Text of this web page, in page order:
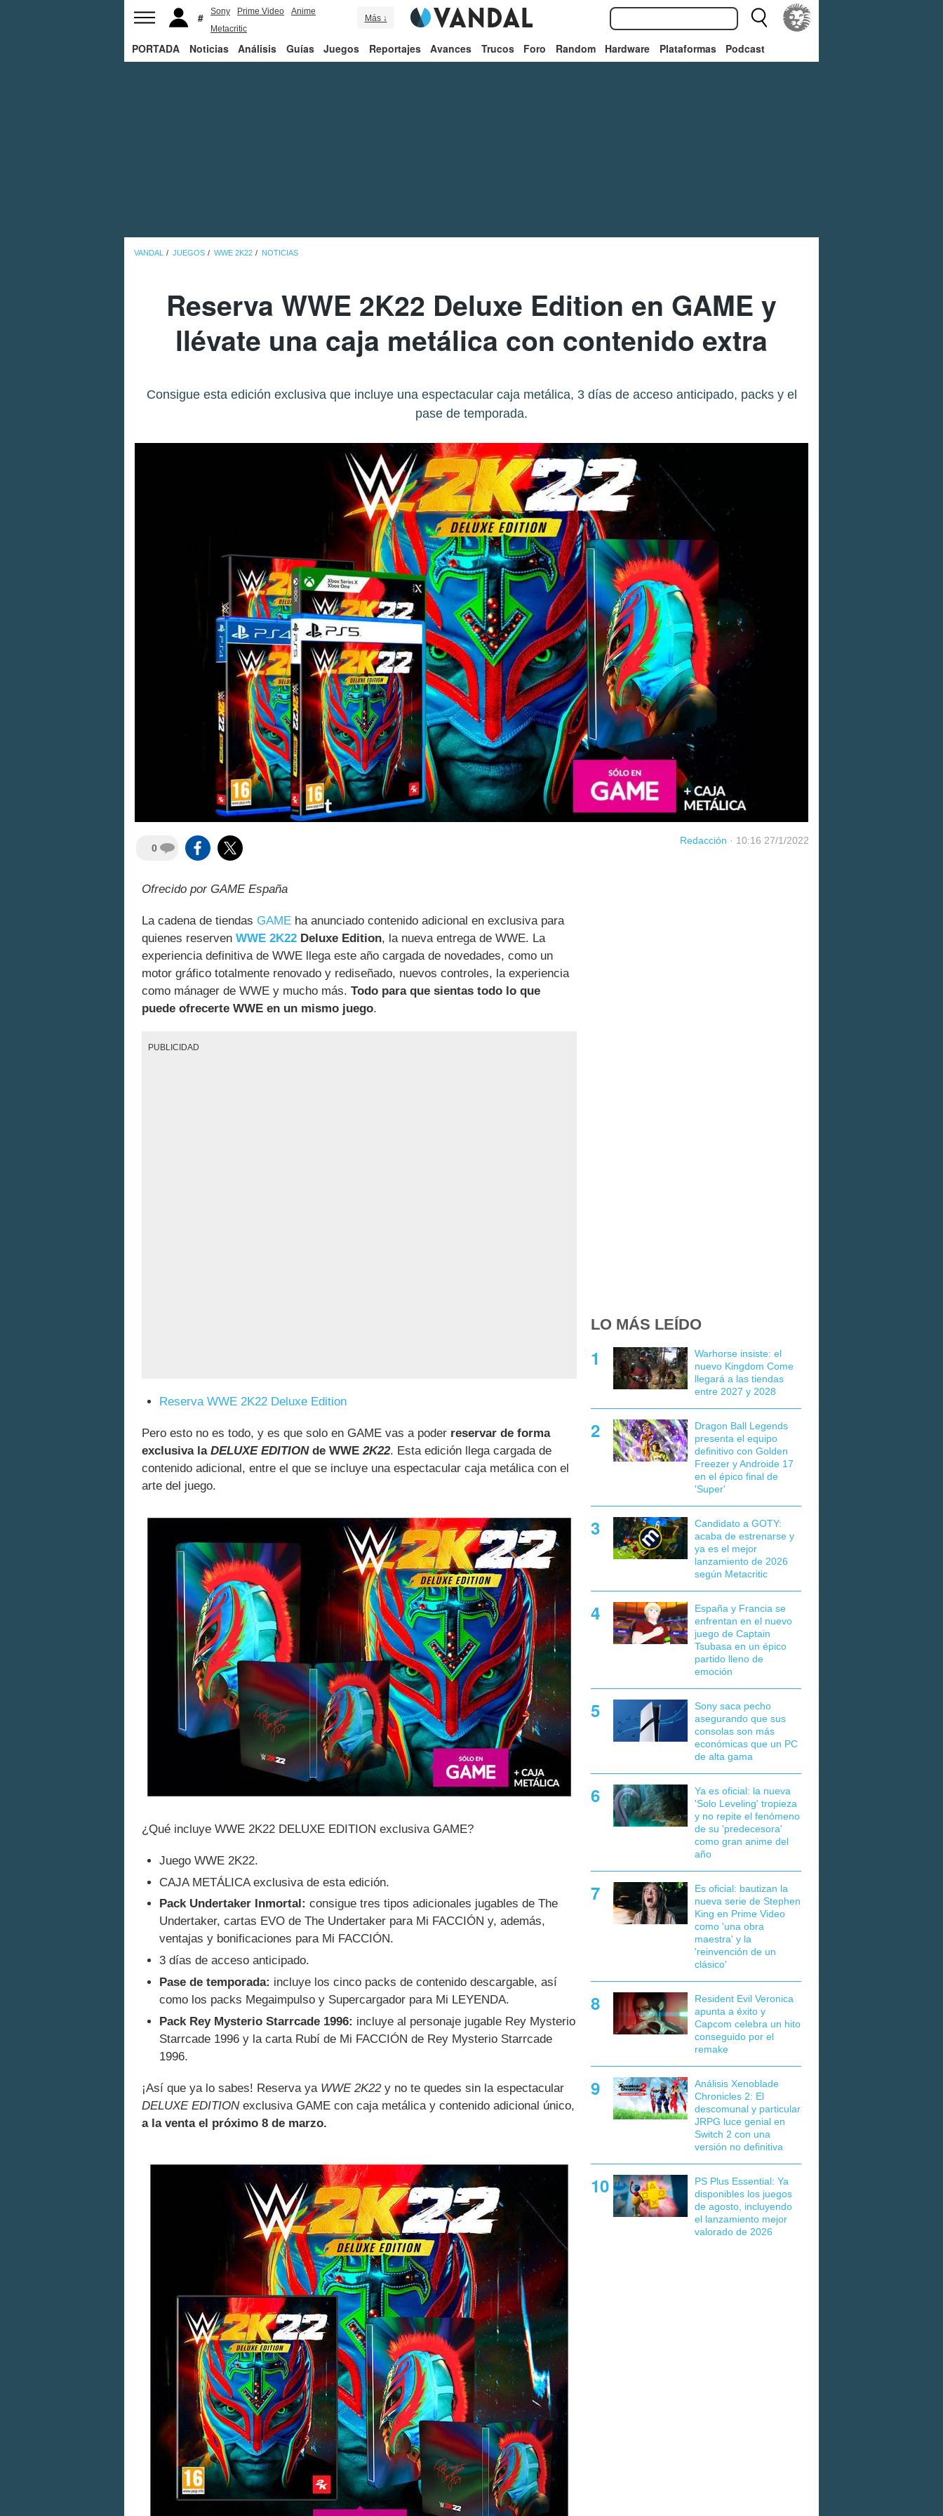
Sony Prime Video
Anime
Metacritic
Más ↓
PORTADA Noticias Análisis Guías Juegos Reportajes Avances Trucos Foro Random Hardware Plataformas Podcast
VANDAL JUEGOS WWE 2K22 NOTICIAS
Reserva WWE 2K22 Deluxe Edition en GAME y
llévate una caja metálica con contenido extra
Consigue esta edición exclusiva que incluye una espectacular caja metálica, 3 días de acceso anticipado, packs y el
pase de temporada.
0
Redacción · 10:16 27/1/2022
Ofrecido por GAME España
La cadena de tiendas GAME ha anunciado contenido adicional en exclusiva para
quienes reserven WWE 2K22 Deluxe Edition, la nueva entrega de WWE. La
experiencia definitiva de WWE llega este año cargada de novedades, como un
motor gráfico totalmente renovado y rediseñado, nuevos controles, la experiencia
como mánager de WWE y mucho más. Todo para que sientas todo lo que
puede ofrecerte WWE en un mismo juego.
PUBLICIDAD
Reserva WWE 2K22 Deluxe Edition
Pero esto no es todo, y es que solo en GAME vas a poder reservar de forma
exclusiva la DELUXE EDITIONde WWE2K22. Esta edición llega cargada de
contenido adicional, entre el que se incluye una espectacular caja metálica con el
arte del juego.
¿Qué incluye WWE 2K22 DELUXE EDITION exclusiva GAME?
Juego WWE 2K22.
CAJA METÁLICA exclusiva de esta edición.
Pack Undertaker Inmortal: consigue tres tipos adicionales jugables de The
Undertaker, cartas EVO de The Undertaker para Mi FACCIÓN y, además,
ventajas y bonificaciones para Mi FACCIÓN.
3 días de acceso anticipado.
Pase de temporada: incluye los cinco packs de contenido descargable, así
como los packs Megaimpulso y Supercargador para Mi LEYENDA.
Pack Rey Mysterio Starrcade 1996: incluye al personaje jugable Rey Mysterio
Starrcade 1996 y la carta Rubí de Mi FACCIÓN de Rey Mysterio Starrcade
1996.
¡Así que ya lo sabes! Reserva ya WWE 2K22y no te quedes sin la espectacular
DELUXE EDITIONexclusiva GAME con caja metálica y contenido adicional único,
a la venta el próximo 8 de marzo.
LO MÁS LEÍDO
Warhorse insiste: el
nuevo Kingdom Come
llegará a las tiendas
entre 2027 y 2028
Dragon Ball Legends
presenta el equipo
definitivo con Golden
Freezer y Androide 17
en el épico final de
'Super'
Candidato a GOTY:
acaba de estrenarse y
ya es el mejor
lanzamiento de 2026
según Metacritic
España y Francia se
enfrentan en el nuevo
juego de Captain
Tsubasa en un épico
partido lleno de
emoción
Sony saca pecho
asegurando que sus
consolas son más
económicas que un PC
de alta gama
Ya es oficial: la nueva
'Solo Leveling' tropieza
y no repite el fenómeno
de su 'predecesora'
como gran anime del
año
Es oficial: bautizan la
nueva serie de Stephen
King en Prime Video
como 'una obra
maestra' y la
'reinvención de un
clásico'
Resident Evil Veronica
apunta a éxito y
Capcom celebra un hito
conseguido por el
remake
Análisis Xenoblade
Chronicles 2: El
descomunal y particular
JRPG luce genial en
Switch 2 con una
versión no definitiva
PS Plus Essential: Ya
disponibles los juegos
de agosto, incluyendo
el lanzamiento mejor
valorado de 2026